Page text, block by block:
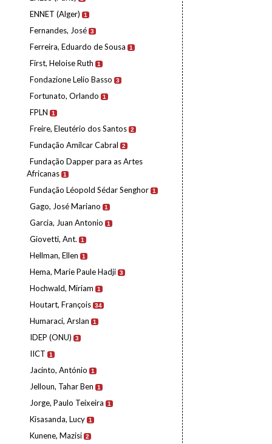
ENNET (Alger) 1
Fernandes, José 3
Ferreira, Eduardo de Sousa 1
First, Heloise Ruth 1
Fondazione Lelio Basso 3
Fortunato, Orlando 1
FPLN 1
Freire, Eleutério dos Santos 2
Fundação Amílcar Cabral 2
Fundação Dapper para as Artes
Africanas 1
Fundação Léopold Sédar Senghor 1
Gago, José Mariano 1
Garcia, Juan Antonio 1
Giovetti, Ant. 1
Hellman, Ellen 1
Hema, Marie Paule Hadji 3
Hochwald, Miriam 1
Houtart, François 34
Humaraci, Arslan 1
IDEP (ONU) 3
IICT 1
Jacinto, António 1
Jelloun, Tahar Ben 1
Jorge, Paulo Teixeira 1
Kisasanda, Lucy 1
Kunene, Mazisi 2